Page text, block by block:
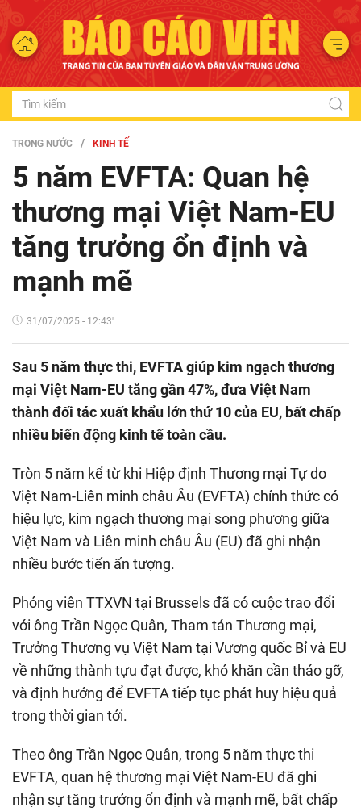
TRONG NƯỚC KINH TẾ
5 năm EVFTA: Quan hệ
thương mại Việt Nam-EU
tăng trưởng ổn định và
mạnh mẽ
31/07/2025 - 12:43'
Sau 5 năm thực thi, EVFTA giúp kim ngạch thương
mại Việt Nam-EU tăng gần 47%, đưa Việt Nam
thành đối tác xuất khẩu lớn thứ 10 của EU, bất chấp
nhiều biến động kinh tế toàn cầu.
Tròn 5 năm kể từ khi Hiệp định Thương mại Tự do
Việt Nam-Liên minh châu Âu (EVFTA) chính thức có
hiệu lực, kim ngạch thương mại song phương giữa
Việt Nam và Liên minh châu Âu (EU) đã ghi nhận
nhiều bước tiến ấn tượng.
Phóng viên TTXVN tại Brussels đã có cuộc trao đổi
với ông Trần Ngọc Quân, Tham tán Thương mại,
Trưởng Thương vụ Việt Nam tại Vương quốc Bỉ và EU
về những thành tựu đạt được, khó khăn cần tháo gỡ,
và định hướng để EVFTA tiếp tục phát huy hiệu quả
trong thời gian tới.
Theo ông Trần Ngọc Quân, trong 5 năm thực thi
EVFTA, quan hệ thương mại Việt Nam-EU đã ghi
nhận sự tăng trưởng ổn định và mạnh mẽ, bất chấp